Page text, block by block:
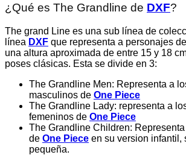
¿Qué es The Grandline de DXF?
The grand Line es una sub línea de
línea DXF que representa a personajes de
una altura aproximada de entre 15 y 18
poses clásicas. Esta se divide en 3:
The Grandline Men: Representa a
masculinos de One Piece
The Grandline Lady: representa a
femeninos de One Piece
The Grandline Children:
de One Piece en su version infantil,
pequeña.